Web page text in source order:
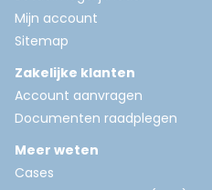
Mijn account
Sitemap
Zakelijke klanten
Account aanvragen
Documenten raadplegen
Meer weten
Cases